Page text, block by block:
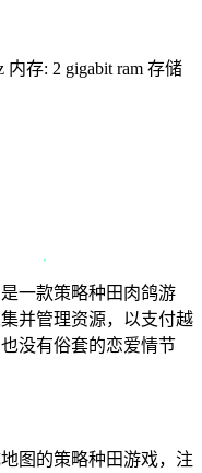
内存: 2 gigabit ram 存储
一款策略种田肉鸽游
并管理资源，以支付越
没有俗套的恋爱情节
图的策略种田游戏，注